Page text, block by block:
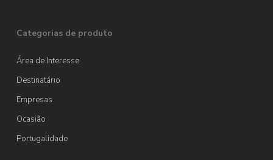
Categorias de produto
Área de Interesse
Destinatário
Empresas
Ocasião
Portugalidade